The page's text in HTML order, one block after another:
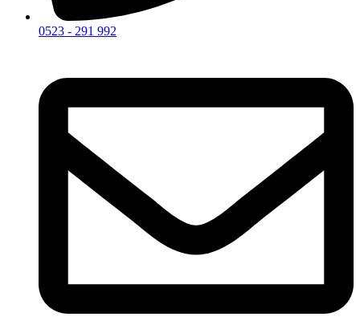
0523 - 291 992